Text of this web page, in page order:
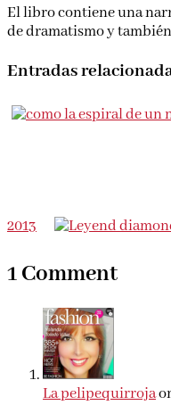
El libro contiene una
de dramatismo y
Entradas
2013
1 Comment
La pelipequirroja